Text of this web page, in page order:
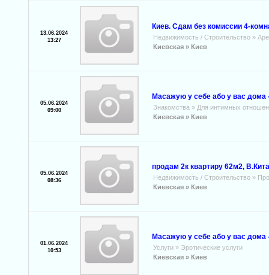
13.06.2024
13:27
Киев. Сдам без комиссии 4-
Недвижимость / Строительство »
Киевская » Киев
05.06.2024
09:00
Масажую у себе або у вас дома
Знакомства » Для интимных
Киевская » Киев
05.06.2024
08:36
продам 2к квартиру 62м2,
Недвижимость / Строительство »
Киевская » Киев
01.06.2024
10:53
Масажую у себе або у вас дома
Услуги » Эротические услуги
Киевская » Киев